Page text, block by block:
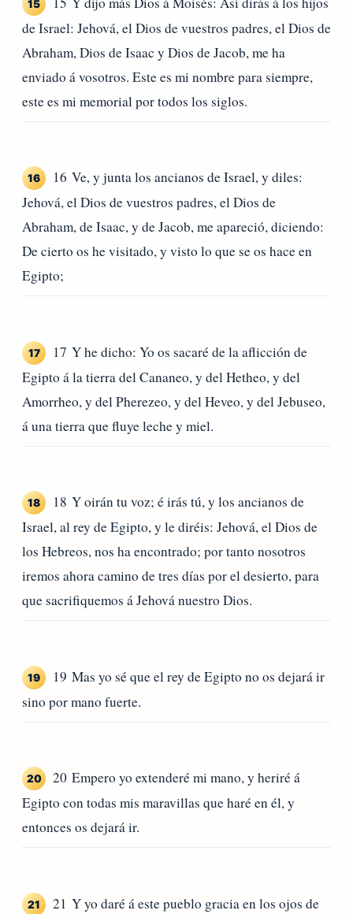
15
de Israel: Jehová, el Dios de vuestros padres, el Dios de
Abraham, Dios de Isaac y Dios de Jacob, me ha
enviado á vosotros. Este es mi nombre para siempre,
este es mi memorial por todos los siglos.
16
16 Ve, y junta los ancianos de Israel, y diles:
Jehová, el Dios de vuestros padres, el Dios de
Abraham, de Isaac, y de Jacob, me apareció, diciendo:
De cierto os he visitado, y visto lo que se os hace en
Egipto;
17
17 Y he dicho: Yo os sacaré de la aflicción de
Egipto á la tierra del Cananeo, y del Hetheo, y del
Amorrheo, y del Pherezeo, y del Heveo, y del Jebuseo,
á una tierra que fluye leche y miel.
18
18 Y oirán tu voz; é irás tú, y los ancianos de
Israel, al rey de Egipto, y le diréis: Jehová, el Dios de
los Hebreos, nos ha encontrado; por tanto nosotros
iremos ahora camino de tres días por el desierto, para
que sacrifiquemos á Jehová nuestro Dios.
19
19 Mas yo sé que el rey de Egipto no os dejará ir
sino por mano fuerte.
20
20 Empero yo extenderé mi mano, y heriré á
Egipto con todas mis maravillas que haré en él, y
entonces os dejará ir.
21
21 Y yo daré á este pueblo gracia en los ojos de